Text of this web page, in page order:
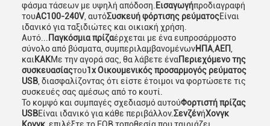
φάσμα τάσεων με υψηλή απόδοση. Εισαγωγήπροδιαγραφή
τουAC100-240V , αυτόΣυσκευή φόρτισης ρεύματοςΕίναι
ιδανικό για ταξιδιώτες και οικιακή χρήση.
Αυτό...
Παγκόσμια πρίζαέρχεται με ένα ευπροσάρμοστο
σύνολο από βύσματα, συμπεριλαμβανομένωνΗΠΑΑΕΠ
και ΚΑΚΜε την αγορά σας, θα λάβετε έναΠεριεχόμενο της
συσκευασίαςτου1x Οικουμενικός προσαρμογός ρεύματος
USB , διασφαλίζοντας ότι είστε έτοιμοι να φορτώσετε τις
συσκευές σας αμέσως από το κουτί.
Το κομψό και συμπαγές σχεδιασμό αυτούΦορτιστή πρίζας
USBΕίναι ιδανικό για κάθε περιβάλλον.ΣενζένήΧονγκ